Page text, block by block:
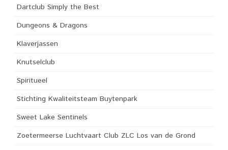
Dartclub Simply the Best
Dungeons & Dragons
Klaverjassen
Knutselclub
Spiritueel
Stichting Kwaliteitsteam Buytenpark
Sweet Lake Sentinels
Zoetermeerse Luchtvaart Club ZLC Los van de Grond